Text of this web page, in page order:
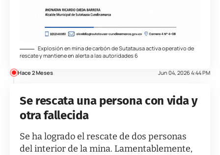
Explosión en mina de carbón de Sutatausa activa operativo de
rescate y mantiene en alerta a las autoridades 6
Hace 2 Meses Jun 04, 2026 4:44 PM
Se rescata una persona con vida y
otra fallecida
Se ha logrado el rescate de dos personas
del interior de la mina. Lamentablemente,